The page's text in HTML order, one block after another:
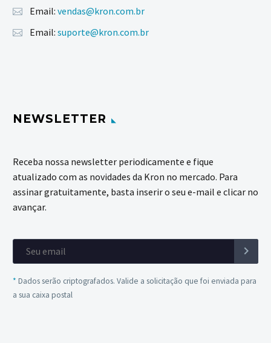
Email: vendas@kron.com.br
Email: suporte@kron.com.br
NEWSLETTER
Receba nossa newsletter periodicamente e fique
atualizado com as novidades da Kron no mercado. Para
assinar gratuitamente, basta inserir o seu e-mail e clicar no
avançar.
* Dados serão criptografados. Valide a solicitação que foi enviada para
a sua caixa postal